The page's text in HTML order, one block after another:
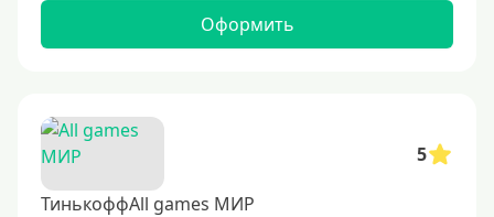
Оформить
5
ТинькоффAll games МИР